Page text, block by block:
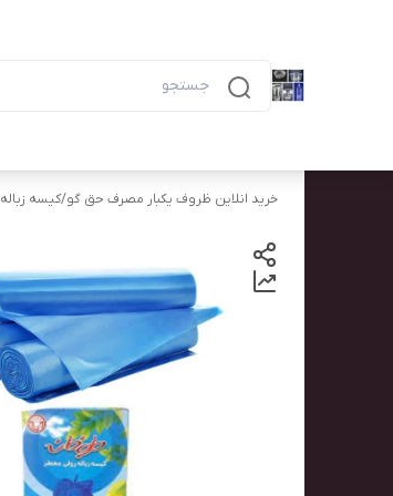
خرید انلاین ظروف یکبار مصرف حق گو/کیسه زباله ۳ رول